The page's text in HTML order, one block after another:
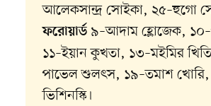
আলেকসান্দ্র সোইকা, ২৫–হুগো
ফরোয়ার্ড৯–আদাম হ্লোজেক,
১১–ইয়ান কুখতা, ১৩–মইমির
পাভেল শুলৎস, ১৯–তমাশ খোরি,
ভিশিনস্কি।